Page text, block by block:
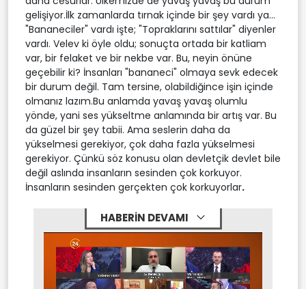
gelişiyor.İlk zamanlarda tırnak içinde bir şey vardı ya...
"Bananeciler" vardı işte; "Topraklarını sattılar" diyenler
vardı. Velev ki öyle oldu; sonuçta ortada bir katliam
var, bir felaket ve bir nekbe var. Bu, neyin önüne
geçebilir ki? İnsanları "bananeci" olmaya sevk edecek
bir durum değil. Tam tersine, olabildiğince işin içinde
olmanız lazım.Bu anlamda yavaş yavaş olumlu
yönde, yani ses yükseltme anlamında bir artış var. Bu
da güzel bir şey tabii. Ama seslerin daha da
yükselmesi gerekiyor, çok daha fazla yükselmesi
gerekiyor. Çünkü söz konusu olan devletçik devlet bile
değil aslında insanların sesinden çok korkuyor.
İnsanların sesinden gerçekten çok korkuyorlar.
HABERİN DEVAMI